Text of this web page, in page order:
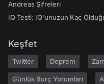
Andreas Şifreleri
IQ Testi: IQ'unuzun Kaç
Keşfet
Twitter Deprem
Günlük Burç Yorumları